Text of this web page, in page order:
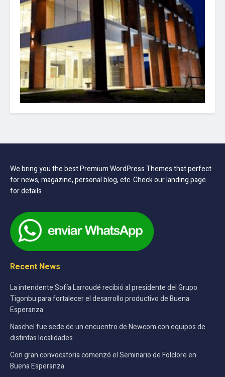
We bring you the best Premium WordPress Themes that perfect
for news, magazine, personal blog, etc. Check our landing page
for details.
Recent News
La intendente Sofía Larroudé recibió al presidente del Grupo
Tigonbu para fortalecer el desarrollo productivo de Buena
Esperanza
Naschel fue sede de un encuentro de Newcom con equipos de
distintas localidades
Con gran convocatoria comenzó el Seminario de Folclore en
Buena Esperanza